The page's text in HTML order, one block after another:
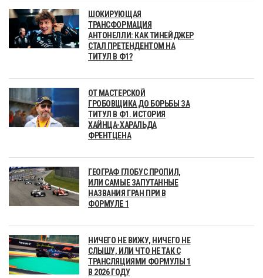
ШОКИРУЮЩАЯ
ТРАНСФОРМАЦИЯ
АНТОНЕЛЛИ: КАК ТИНЕЙДЖЕР
СТАЛ ПРЕТЕНДЕНТОМ НА
ТИТУЛ В Ф1?
ОТ МАСТЕРСКОЙ
ГРОБОВЩИКА ДО БОРЬБЫ ЗА
ТИТУЛ В Ф1. ИСТОРИЯ
ХАЙНЦА-ХАРАЛЬДА
ФРЕНТЦЕНА
ГЕОГРАФ ГЛОБУС ПРОПИЛ,
ИЛИ САМЫЕ ЗАПУТАННЫЕ
НАЗВАНИЯ ГРАН ПРИ В
ФОРМУЛЕ 1
НИЧЕГО НЕ ВИЖУ, НИЧЕГО НЕ
СЛЫШУ, ИЛИ ЧТО НЕ ТАК С
ТРАНСЛЯЦИЯМИ ФОРМУЛЫ 1
В 2026 ГОДУ